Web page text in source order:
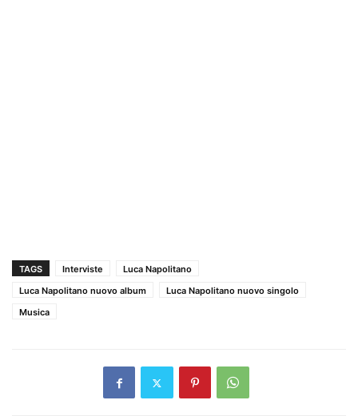
TAGS Interviste
Luca Napolitano
Luca Napolitano nuovo album
Luca Napolitano nuovo singolo
Musica